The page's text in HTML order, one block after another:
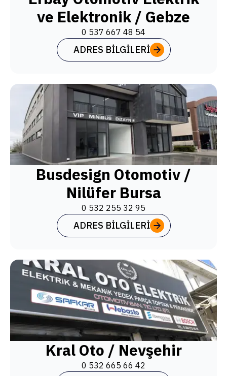
ve Elektronik / Gebze
0 537 667 48 54
ADRES BILGILERI
Busdesign Otomotiv /
Nilüfer Bursa
0 532 255 32 95
ADRES BILGILERI
Kral Oto / Nevşehir
0 532 665 66 42